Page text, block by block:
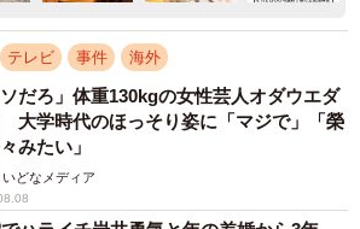
テレビ 事件 海外
ソだろ」体重130kgの女性芸人オダウエダ
大学時代のほっそり姿に「マジで」「榮
みたい」
いどなメディア